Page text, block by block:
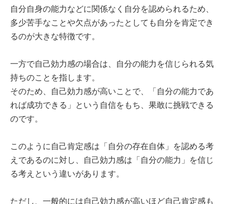
自分自身の能力などに関係なく自分を認められるため、
多少苦手なことや欠点があったとしても自分を肯定でき
るのが大きな特徴です。
一方で自己効力感の場合は、自分の能力を信じられる気
持ちのことを指します。
そのため、自己効力感が高いことで、「自分の能力であ
れば成功できる」という自信をもち、果敢に挑戦できる
のです。
このように自己肯定感は「自分の存在自体」を認める考
えであるのに対し、自己効力感は「自分の能力」を信じ
る考えという違いがあります。
ただし、一般的には自己効力感が高いほど自己肯定感も